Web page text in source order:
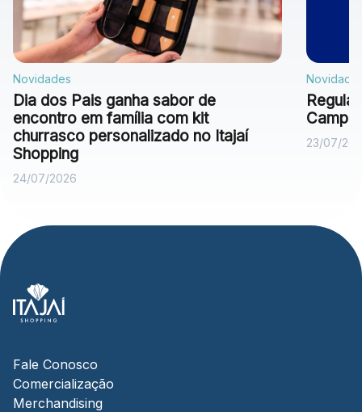
Novidades
Dia dos Pais ganha sabor de
encontro em família com kit
churrasco personalizado no Itajaí
Shopping
24/07/2026
23/07/
Fale Conosco
Comercialização
Merchandising